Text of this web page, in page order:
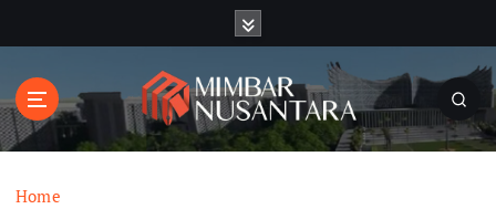
t
o
Home